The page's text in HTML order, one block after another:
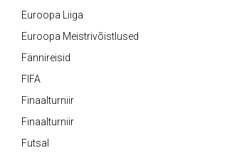
Euroopa Liiga
Euroopa Meistrivõistlused
Fännireisid
FIFA
Finaalturniir
Finaalturniir
Futsal